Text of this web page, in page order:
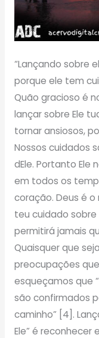
“Lançando sobre
porque ele tem
Quão gracioso é
lançar sobre Ele
tornar ansiosos,
Nossos cuidados
dEle. Portanto Ele
em todos os
coração. Deus é o
teu cuidado sobre
permitirá jamais
Quaisquer que
preocupações
esqueçamos que
são confirmados
caminho” [4].
Ele” é reconhecer